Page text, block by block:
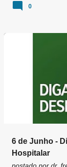
0
6 de Junho -
Hospitalar
postado por dr.